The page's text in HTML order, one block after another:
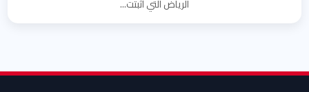
الرياض التي أثبتت...